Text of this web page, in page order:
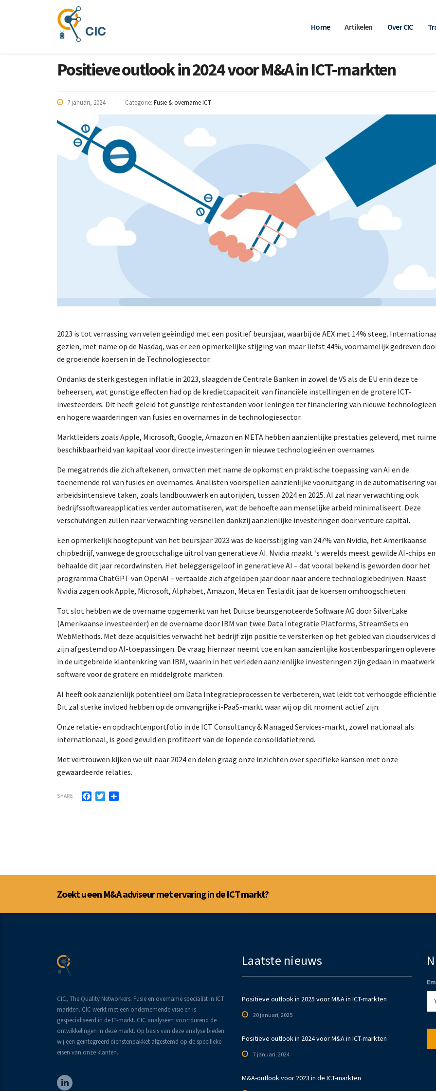
Home Artikelen Over CIC
Positieve outlook in 2024 voor M&A in ICT-markten
7 januari, 2024 Categorie: Fusie & overname ICT
2023 is tot verrassing van velen geëindigd met een positief beursjaar, waarbij de AEX met 14% steeg.
gezien, met name op de Nasdaq, was er een opmerkelijke stijging van maar liefst 44%, voornamelijk gedreven
de groeiende koersen in de Technologiesector.
Ondanks de sterk gestegen inflatie in 2023, slaagden de Centrale Banken in zowel de VS als de EU erin deze te
beheersen, wat gunstige effecten had op de kredietcapaciteit van financiële instellingen en de grotere ICT-
investeerders. Dit heeft geleid tot gunstige rentestanden voor leningen ter financiering van nieuwe technologieën
en hogere waarderingen van fusies en overnames in de technologiesector.
Marktleiders zoals Apple, Microsoft, Google, Amazon en META hebben aanzienlijke prestaties geleverd, met ruime
beschikbaarheid van kapitaal voor directe investeringen in nieuwe technologieën en overnames.
De megatrends die zich aftekenen, omvatten met name de opkomst en praktische toepassing van AI en de
toenemende rol van fusies en overnames. Analisten voorspellen aanzienlijke vooruitgang in de automatisering
arbeidsintensieve taken, zoals landbouwwerk en autorijden, tussen 2024 en 2025. AI zal naar verwachting ook
bedrijfssoftwareapplicaties verder automatiseren, wat de behoefte aan menselijke arbeid minimaliseert. Deze
verschuivingen zullen naar verwachting versnellen dankzij aanzienlijke investeringen door venture capital.
Een opmerkelijk hoogtepunt van het beursjaar 2023 was de koersstijging van 247% van Nvidia, het Amerikaanse
chipbedrijf, vanwege de grootschalige uitrol van generatieve AI. Nvidia maakt ‘s werelds meest gewilde AI-chips en
behaalde dit jaar recordwinsten. Het beleggersgeloof in generatieve AI – dat vooral bekend is geworden door het
programma ChatGPT van OpenAI – vertaalde zich afgelopen jaar door naar andere technologiebedrijven. Naast
Nvidia zagen ook Apple, Microsoft, Alphabet, Amazon, Meta en Tesla dit jaar de koersen omhoogschieten.
Tot slot hebben we de overname opgemerkt van het Duitse beursgenoteerde Software AG door SilverLake
(Amerikaanse investeerder) en de overname door IBM van twee Data Integratie Platforms, StreamSets en
WebMethods. Met deze acquisities verwacht het bedrijf zijn positie te versterken op het gebied van cloudservices
zijn afgestemd op AI-toepassingen. De vraag hiernaar neemt toe en kan aanzienlijke kostenbesparingen
in de uitgebreide klantenkring van IBM, waarin in het verleden aanzienlijke investeringen zijn gedaan in maatwerk
software voor de grotere en middelgrote markten.
AI heeft ook aanzienlijk potentieel om Data Integratieprocessen te verbeteren, wat leidt tot verhoogde
Dit zal sterke invloed hebben op de omvangrijke i-PaaS-markt waar wij op dit moment actief zijn.
Onze relatie- en opdrachtenportfolio in de ICT Consultancy & Managed Services-markt, zowel nationaal als
internationaal, is goed gevuld en profiteert van de lopende consolidatietrend.
Met vertrouwen kijken we uit naar 2024 en delen graag onze inzichten over specifieke kansen met onze
gewaardeerde relaties.
SHARE Facebook
Twitter
Zoekt u een M&A adviseur met ervaring in de ICT markt?
CIC, The Quality Networkers. Fusie en overname specialist in ICT
markten. CIC werkt met een ondernemende visie en is
gespecialiseerd in de IT-markt. CIC analyseert voortdurend de
ontwikkelingen in deze markt. Op basis van deze analyse bieden
wij een geïntegreerd dienstenpakket afgestemd op de specifieke
eisen van onze klanten.
Laatste nieuws
Positieve outlook in 2025 voor M&A in ICT-markten
20 januari, 2025
Positieve outlook in 2024 voor M&A in ICT-markten
7 januari, 2024
M&A-outlook voor 2023 in de ICT-markten